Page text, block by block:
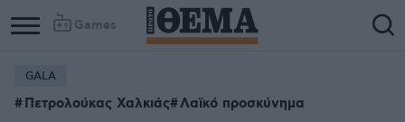
Games
GALA
Πετρολούκας Χαλκιάς Λαϊκό προσκύνημα